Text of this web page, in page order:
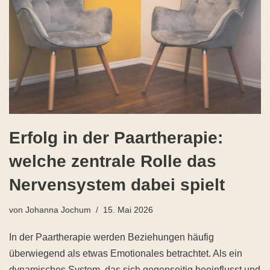
Erfolg in der Paartherapie:
welche zentrale Rolle das
Nervensystem dabei spielt
von Johanna Jochum 15. Mai 2026
In der Paartherapie werden Beziehungen häufig
überwiegend als etwas Emotionales betrachtet. Als ein